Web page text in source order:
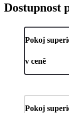
Dostupnost
Pokoj
v ceně
Pokoj